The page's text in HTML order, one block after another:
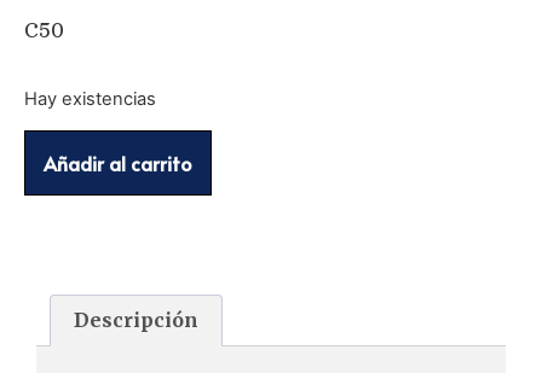
C50
Hay existencias
Añadir al carrito
Descripción